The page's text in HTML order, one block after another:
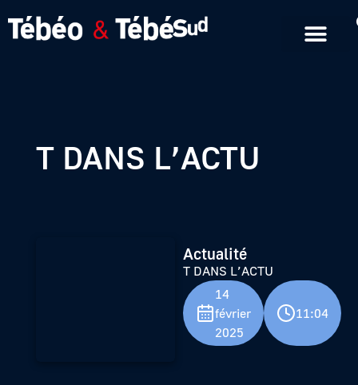
T DANS L’ACTU
Actualité
T DANS L’ACTU
14
février
2025
11:04